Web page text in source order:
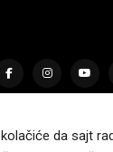
da sajt